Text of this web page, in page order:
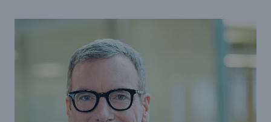
Reinsurance Property/Casualty
Marine Trend Radar 2025